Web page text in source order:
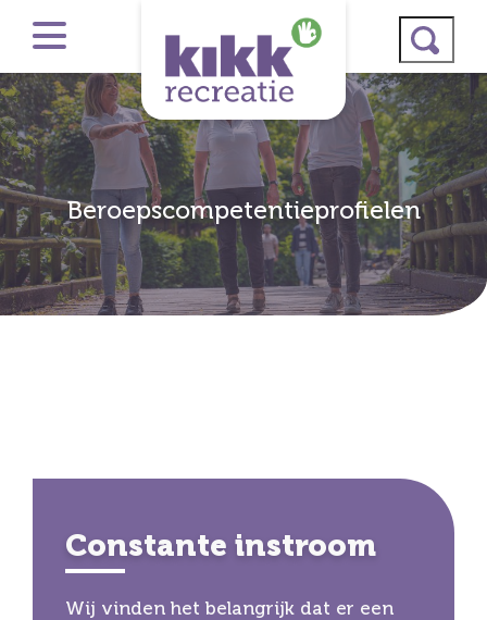
Beroepscompetentieprofielen
Constante instroom
Wij vinden het belangrijk dat er een